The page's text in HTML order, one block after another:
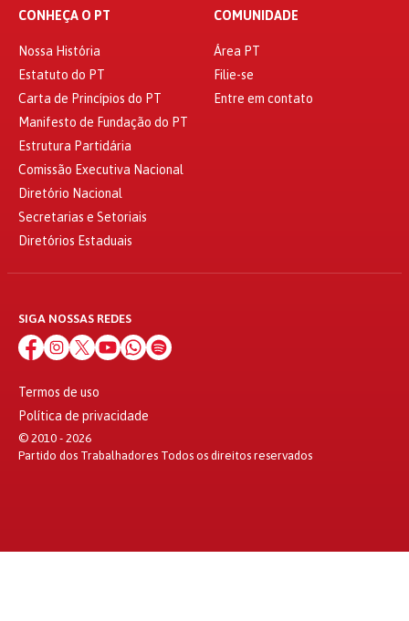
CONHEÇA O PT
Nossa História
Estatuto do PT
Carta de Princípios do PT
Manifesto de Fundação do PT
Estrutura Partidária
Comissão Executiva Nacional
Diretório Nacional
Secretarias e Setoriais
Diretórios Estaduais
COMUNIDADE
Área PT
Filie-se
Entre em contato
SIGA NOSSAS REDES
Termos de uso
Política de privacidade
© 2010 - 2026
Partido dos Trabalhadores Todos os direitos reservados